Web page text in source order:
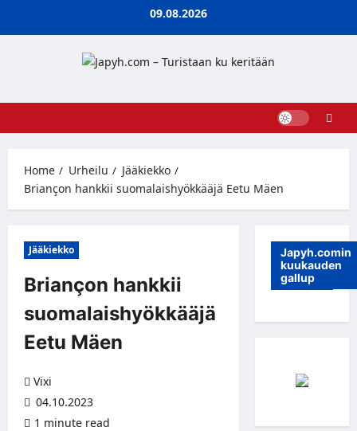
09.08.2026
Home Urheilu
Jääkiekko
Briançon hankkii suomalaishyökkääjä Eetu Mäen
Jääkiekko
Briançon hankkii
suomalaishyökkääjä
Eetu Mäen
Vixi
04.10.2023
1 minute read
Japyh.comin
kuukauden
gallup